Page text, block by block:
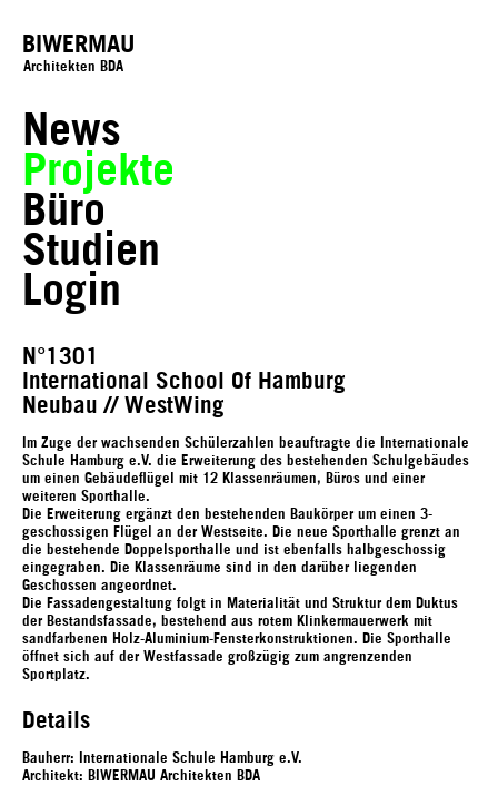
BIWERMAU
Architekten BDA
News
Projekte
Büro
Studien
Login
N°1301
International School Of Hamburg
Neubau // WestWing
Im Zuge der wachsenden Schülerzahlen beauftragte die Internationale
Schule Hamburg e.V. die Erweiterung des bestehenden Schulgebäudes
um einen Gebäudeflügel mit 12 Klassenräumen, Büros und einer
weiteren Sporthalle.
Die Erweiterung ergänzt den bestehenden Baukörper um einen 3-
geschossigen Flügel an der Westseite. Die neue Sporthalle grenzt an
die bestehende Doppelsporthalle und ist ebenfalls halbgeschossig
eingegraben. Die Klassenräume sind in den darüber liegenden
Geschossen angeordnet.
Die Fassadengestaltung folgt in Materialität und Struktur dem Duktus
der Bestandsfassade, bestehend aus rotem Klinkermauerwerk mit
sandfarbenen Holz-Aluminium-Fensterkonstruktionen. Die Sporthalle
öffnet sich auf der Westfassade großzügig zum angrenzenden
Sportplatz.
Details
Bauherr: Internationale Schule Hamburg e.V.
Architekt: BIWERMAU Architekten BDA